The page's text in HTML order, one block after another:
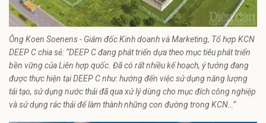
Ông Koen Soenens - Giám đốc Kinh doanh và Marketing, Tổ hợp KCN
DEEP C chia sẻ: “DEEP C đang phát triển dựa theo mục tiêu phát triển
bền vững của Liên hợp quốc. Đã có rất nhiều kế hoạch, ý tưởng đang
được thực hiện tại DEEP C như: hướng đến việc sử dụng năng lượng
tái tạo, sử dụng nước thải đã qua xử lý dùng cho mục đích công nghiệp
và sử dụng rác thải để làm thành những con đường trong KCN…”